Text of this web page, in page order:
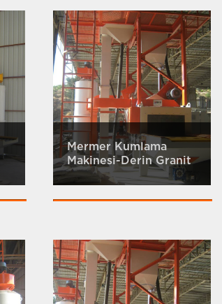
Mermer Kumlama
Makinesi-Derin Granit